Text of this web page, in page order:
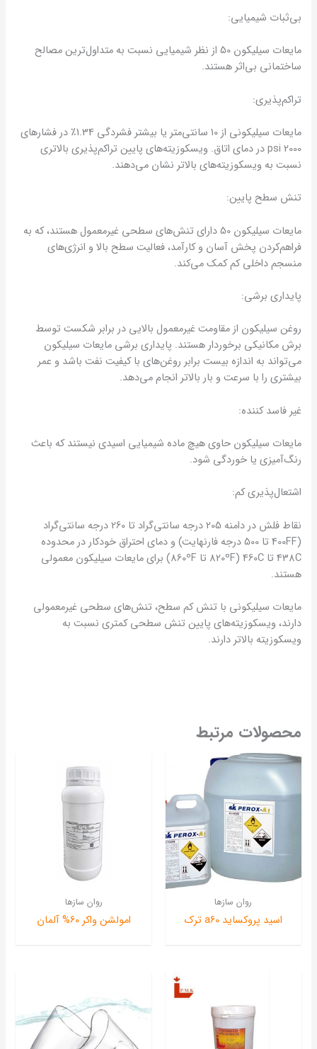
بی‌ثبات شیمیایی:
مایعات سیلیکون 50 از نظر شیمیایی نسبت به متداول‌ترین مصالح
ساختمانی بی‌اثر هستند.
تراکم‌پذیری:
مایعات سیلیکونی از 10 سانتی‌متر یا بیشتر فشردگی 1.34٪ در فشارهای
2000 psi در دمای اتاق. ویسکوزیته‌های پایین تراکم‌پذیری بالاتری
نسبت به ویسکوزیته‌های بالاتر نشان می‌دهند.
تنش سطح پایین:
مایعات سیلیکون 50 دارای تنش‌های سطحی غیرمعمول هستند، که به
فراهم‌کردن پخش آسان و کارآمد، فعالیت سطح بالا و انرژی‌های
منسجم داخلی کم کمک می‌کند.
پایداری برشی:
روغن سیلیکون از مقاومت غیرمعمول بالایی در برابر شکست توسط
برش مکانیکی برخوردار هستند. پایداری برشی مایعات سیلیکون
می‌تواند به اندازه بیست برابر روغن‌های با کیفیت نفت باشد و عمر
بیشتری را با سرعت و بار بالاتر انجام می‌دهد.
غیر فاسد کننده:
مایعات سیلیکون حاوی هیچ ماده شیمیایی اسیدی نیستند که باعث
رنگ‌آمیزی یا خوردگی شود.
اشتعال‌پذیری کم:
نقاط فلش ​​در دامنه 205 درجه سانتی‌گراد تا 260 درجه سانتی‌گراد
(400FF تا 500 درجه فارنهایت) و دمای احتراق خودکار در محدوده
438C تا 460C (820ºF تا 860ºF) برای مایعات سیلیکون معمولی
هستند.
مایعات سیلیکونی با تنش کم سطح، تنش‌های سطحی غیرمعمولی
دارند، ویسکوزیته‌های پایین تنش سطحی کمتری نسبت به
ویسکوزیته بالاتر دارند.
محصولات مرتبط
روان سازها
اسید پروکساید a60 ترک
روان سازها
امولشن واکر 60% آلمان